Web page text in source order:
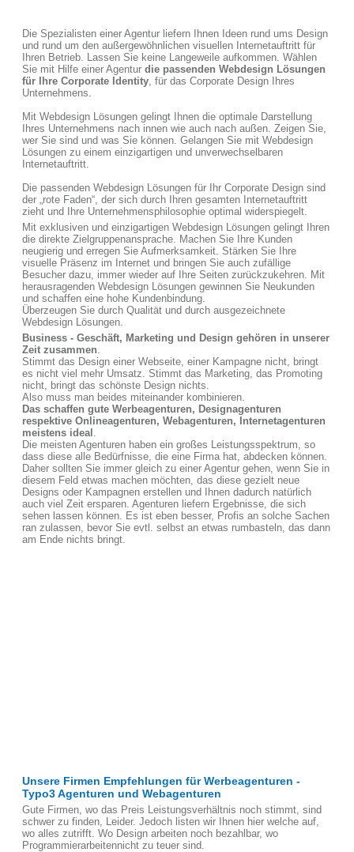
Die Spezialisten einer Agentur liefern Ihnen Ideen rund ums Design
und rund um den außergewöhnlichen visuellen Internetauftritt für
Ihren Betrieb. Lassen Sie keine Langeweile aufkommen. Wählen
Sie mit Hilfe einer Agentur die passenden Webdesign Lösungen
für Ihre Corporate Identity, für das Corporate Design Ihres
Unternehmens.
Mit Webdesign Lösungen gelingt Ihnen die optimale Darstellung
Ihres Unternehmens nach innen wie auch nach außen. Zeigen Sie,
wer Sie sind und was Sie können. Gelangen Sie mit Webdesign
Lösungen zu einem einzigartigen und unverwechselbaren
Internetauftritt.
Die passenden Webdesign Lösungen für Ihr Corporate Design sind
der „rote Faden“, der sich durch Ihren gesamten Internetauftritt
zieht und Ihre Unternehmensphilosophie optimal widerspiegelt.
Mit exklusiven und einzigartigen Webdesign Lösungen gelingt Ihren
die direkte Zielgruppenansprache. Machen Sie Ihre Kunden
neugierig und erregen Sie Aufmerksamkeit. Stärken Sie Ihre
visuelle Präsenz im Internet und bringen Sie auch zufällige
Besucher dazu, immer wieder auf Ihre Seiten zurückzukehren. Mit
herausragenden Webdesign Lösungen gewinnen Sie Neukunden
und schaffen eine hohe Kundenbindung.
Überzeugen Sie durch Qualität und durch ausgezeichnete
Webdesign Lösungen.
Business - Geschäft, Marketing und Design gehören in unserer
Zeit zusammen.
Stimmt das Design einer Webseite, einer Kampagne nicht, bringt
es nicht viel mehr Umsatz. Stimmt das Marketing, das Promoting
nicht, bringt das schönste Design nichts.
Also muss man beides miteinander kombinieren.
Das schaffen gute Werbeagenturen, Designagenturen
respektive Onlineagenturen, Webagenturen, Internetagenturen
meistens ideal .
Die meisten Agenturen haben ein großes Leistungsspektrum, so
dass diese alle Bedürfnisse, die eine Firma hat, abdecken können.
Daher sollten Sie immer gleich zu einer Agentur gehen, wenn Sie in
diesem Feld etwas machen möchten, das diese gezielt neue
Designs oder Kampagnen erstellen und Ihnen dadurch natürlich
auch viel Zeit ersparen. Agenturen liefern Ergebnisse, die sich
sehen lassen können. Es ist eben besser, Profis an solche Sachen
ran zulassen, bevor Sie evtl. selbst an etwas rumbasteln, das dann
am Ende nichts bringt.
Unsere Firmen Empfehlungen für Werbeagenturen -
Typo3 Agenturen und Webagenturen
Gute Firmen, wo das Preis Leistungsverhältnis noch stimmt, sind
schwer zu finden, Leider. Jedoch listen wir Ihnen hier welche auf,
wo alles zutrifft. Wo Design arbeiten noch bezahlbar, wo
Programmierarbeitennicht zu teuer sind.